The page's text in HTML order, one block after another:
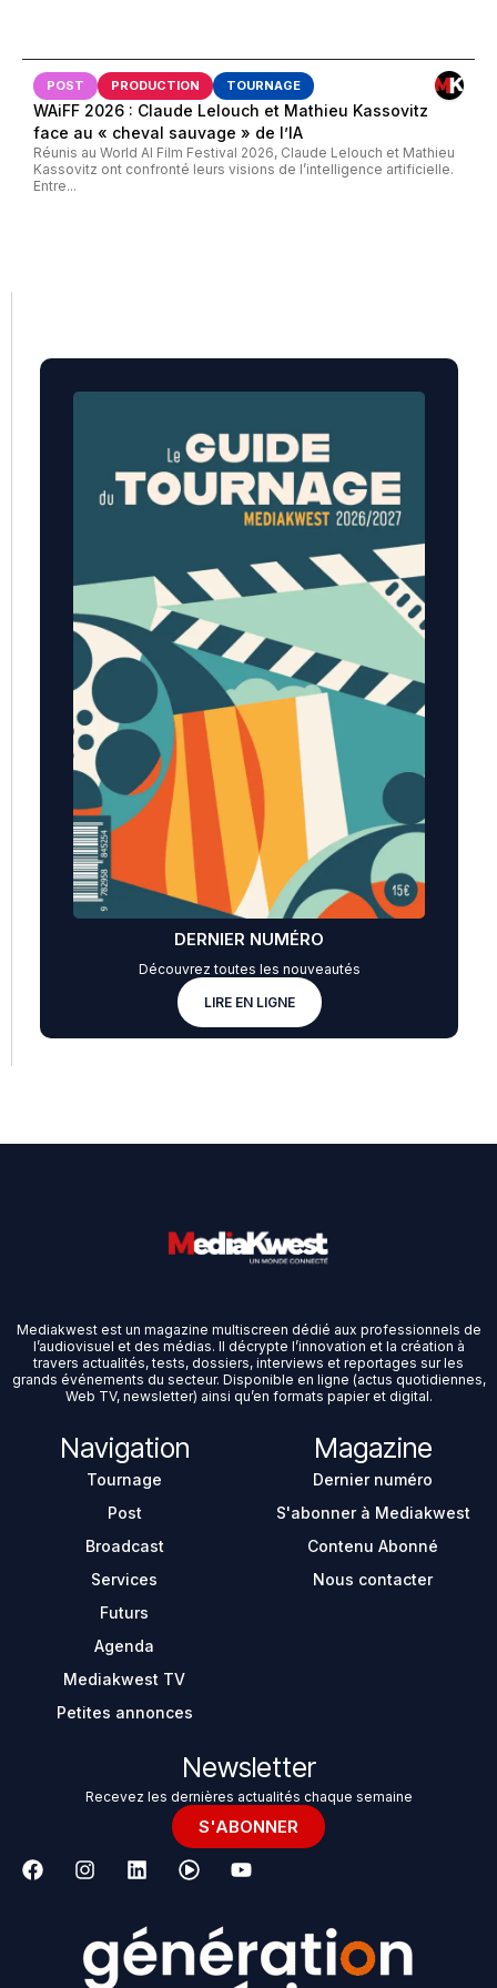
POST PRODUCTION TOURNAGE
WAiFF 2026 : Claude Lelouch et Mathieu Kassovitz
face au « cheval sauvage » de l’IA
Réunis au World AI Film Festival 2026, Claude Lelouch et Mathieu
Kassovitz ont confronté leurs visions de l’intelligence artificielle.
Entre...
DERNIER NUMÉRO
Découvrez toutes les nouveautés
LIRE EN LIGNE
Mediakwest est un magazine multiscreen dédié aux professionnels de
l’audiovisuel et des médias. Il décrypte l’innovation et la création à
travers actualités, tests, dossiers, interviews et reportages sur les
grands événements du secteur. Disponible en ligne (actus quotidiennes,
Web TV, newsletter) ainsi qu’en formats papier et digital.
Navigation
Tournage
Post
Broadcast
Services
Futurs
Agenda
Mediakwest TV
Petites annonces
Magazine
Dernier numéro
S'abonner à Mediakwest
Contenu Abonné
Nous contacter
Newsletter
Recevez les dernières actualités chaque semaine
S'ABONNER